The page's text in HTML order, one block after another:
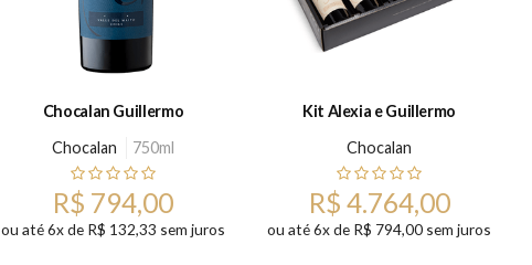
Chocalan Guillermo
Chocalan
750ml
R$ 794,00
ou até 6x de R$ 132,33 sem juros
Kit Alexia e Guillermo
Chocalan
R$ 4.764,00
ou até 6x de R$ 794,00 sem juros